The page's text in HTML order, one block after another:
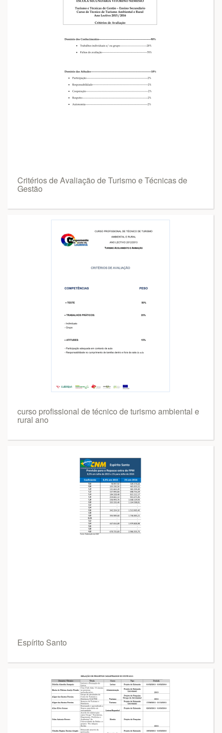
Critérios de Avaliação de Turismo e Técnicas de
Gestão
curso profissional de técnico de turismo ambiental e
rural ano
Espírito Santo